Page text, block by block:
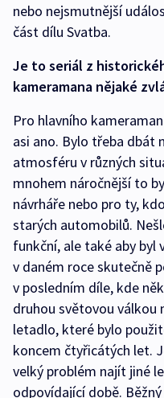
nebo nejsmutnější
část dílu Svatba.
Je to seriál z
kameramana nějaké
Pro hlavního
asi ano. Bylo třeba dbát
atmosféru v různých
mnohem náročnější to
návrháře nebo pro ty,
starých automobilů.
funkční, ale také aby byl
v daném roce skutečně
v posledním díle, kde
druhou světovou
letadlo, které bylo
koncem čtyřicátých let.
velký problém najít jiné
odpovídající době.